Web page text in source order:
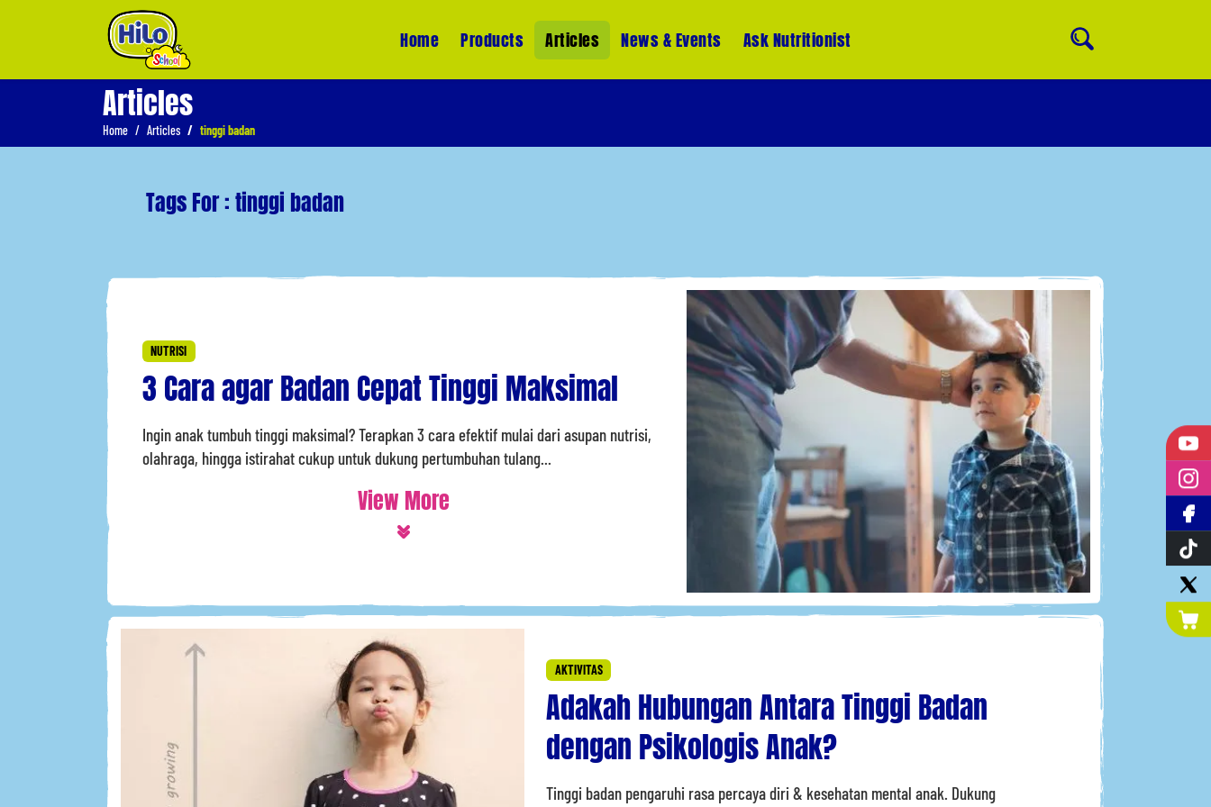
Home Products Articles News & Events Ask Nutritionist
Articles
Home Articles tinggi badan
Tags For : tinggi badan
NUTRISI
3 Cara agar Badan Cepat Tinggi Maksimal
Ingin anak tumbuh tinggi maksimal? Terapkan 3 cara efektif mulai dari asupan nutrisi,
olahraga, hingga istirahat cukup untuk dukung pertumbuhan tulang...
View More
AKTIVITAS
Adakah Hubungan Antara Tinggi Badan
dengan Psikologis Anak?
Tinggi badan pengaruhi rasa percaya diri & kesehatan mental anak. Dukung